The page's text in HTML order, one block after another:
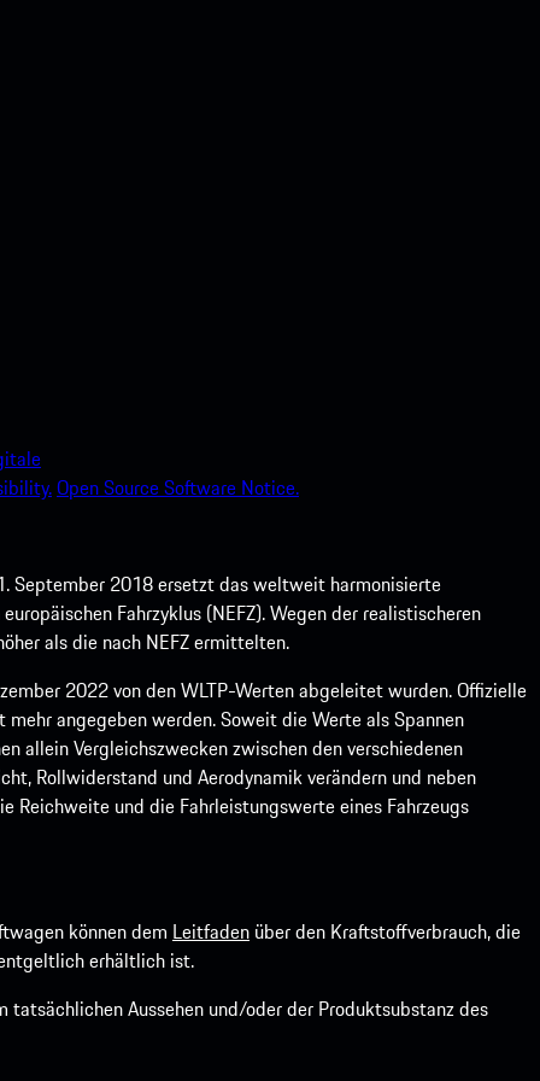
Open Source Software Notice.
September 2018 ersetzt das weltweit harmonisierte
Fahrzyklus (NEFZ). Wegen der realistischeren
als die nach NEFZ ermittelten.
2022 von den WLTP-Werten abgeleitet wurden. Offizielle
angegeben werden. Soweit die Werte als Spannen
allein Vergleichszwecken zwischen den verschiedenen
Rollwiderstand und Aerodynamik verändern und neben
Reichweite und die Fahrleistungswerte eines Fahrzeugs
können dem Leitfaden über den Kraftstoffverbrauch, die
erhältlich ist.
Aussehen und/oder der Produktsubstanz des